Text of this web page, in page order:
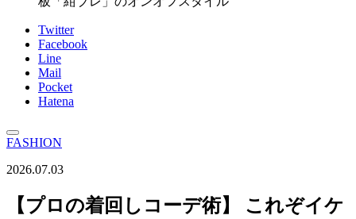
Twitter
Facebook
Line
Mail
Pocket
Hatena
FASHION
2026.07.03
【プロの着回しコーデ術】 これぞイケ